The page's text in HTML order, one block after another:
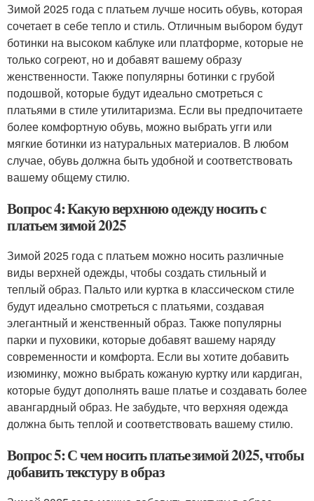
Зимой 2025 года с платьем лучше носить обувь, которая
сочетает в себе тепло и стиль. Отличным выбором будут
ботинки на высоком каблуке или платформе, которые не
только согреют, но и добавят вашему образу
женственности. Также популярны ботинки с грубой
подошвой, которые будут идеально смотреться с
платьями в стиле утилитаризма. Если вы предпочитаете
более комфортную обувь, можно выбрать угги или
мягкие ботинки из натуральных материалов. В любом
случае, обувь должна быть удобной и соответствовать
вашему общему стилю.
Вопрос 4: Какую верхнюю одежду носить с
платьем зимой 2025
Зимой 2025 года с платьем можно носить различные
виды верхней одежды, чтобы создать стильный и
теплый образ. Пальто или куртка в классическом стиле
будут идеально смотреться с платьями, создавая
элегантный и женственный образ. Также популярны
парки и пуховики, которые добавят вашему наряду
современности и комфорта. Если вы хотите добавить
изюминку, можно выбрать кожаную куртку или кардиган,
которые будут дополнять ваше платье и создавать более
авангардный образ. Не забудьте, что верхняя одежда
должна быть теплой и соответствовать вашему стилю.
Вопрос 5: С чем носить платье зимой 2025, чтобы
добавить текстуру в образ